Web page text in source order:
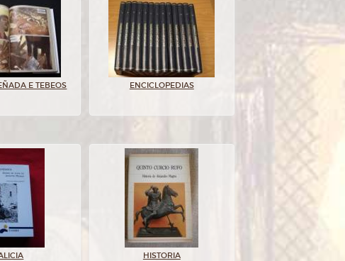
E TEBEOS ENCICLOPEDIAS
HISTORIA